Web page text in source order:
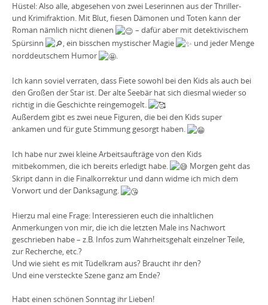
Hüstel: Also alle, abgesehen von zwei Leserinnen aus der Thriller-
und Krimifraktion. Mit Blut, fiesen Dämonen und Toten kann der
Roman nämlich nicht dienen
– dafür aber mit detektivischem
Spürsinn
, ein bisschen mystischer Magie
und jeder Menge
norddeutschem Humor
.
Ich kann soviel verraten, dass Fiete sowohl bei den Kids als auch bei
den Großen der Star ist. Der alte Seebär hat sich diesmal wieder so
richtig in die Geschichte reingemogelt.
Außerdem gibt es zwei neue Figuren, die bei den Kids super
ankamen und für gute Stimmung gesorgt haben.
Ich habe nur zwei kleine Arbeitsaufträge von den Kids
mitbekommen, die ich bereits erledigt habe.
Morgen geht das
Skript dann in die Finalkorrektur und dann widme ich mich dem
Vorwort und der Danksagung.
Hierzu mal eine Frage: Interessieren euch die inhaltlichen
Anmerkungen von mir, die ich die letzten Male ins Nachwort
geschrieben habe – z.B. Infos zum Wahrheitsgehalt einzelner Teile,
zur Recherche, etc.?
Und wie sieht es mit Tüdelkram aus? Braucht ihr den?
Und eine versteckte Szene ganz am Ende?
Habt einen schönen Sonntag ihr Lieben!